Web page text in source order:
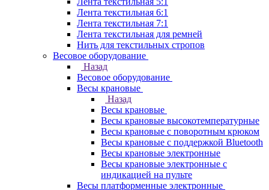
Лента текстильная 6:1
Лента текстильная 7:1
Лента текстильная для ремней
Нить для текстильных стропов
Весовое оборудование
Назад
Весовое оборудование
Весы крановые
Назад
Весы крановые
Весы крановые высокотемпературные
Весы крановые с поворотным крюком
Весы крановые с поддержкой Bluetooth
Весы крановые электронные
Весы крановые электронные с
индикацией на пульте
Весы платформенные электронные